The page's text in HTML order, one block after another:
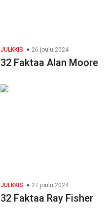
JULKKIS 26 joulu 2024
32 Faktaa Alan Moore
JULKKIS 27 joulu 2024
32 Faktaa Ray Fisher